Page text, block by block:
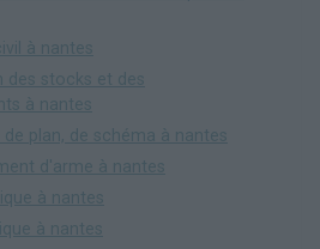
à nantes
stocks et des
à nantes
plan, de schéma à nantes
d'arme à nantes
à nantes
à nantes